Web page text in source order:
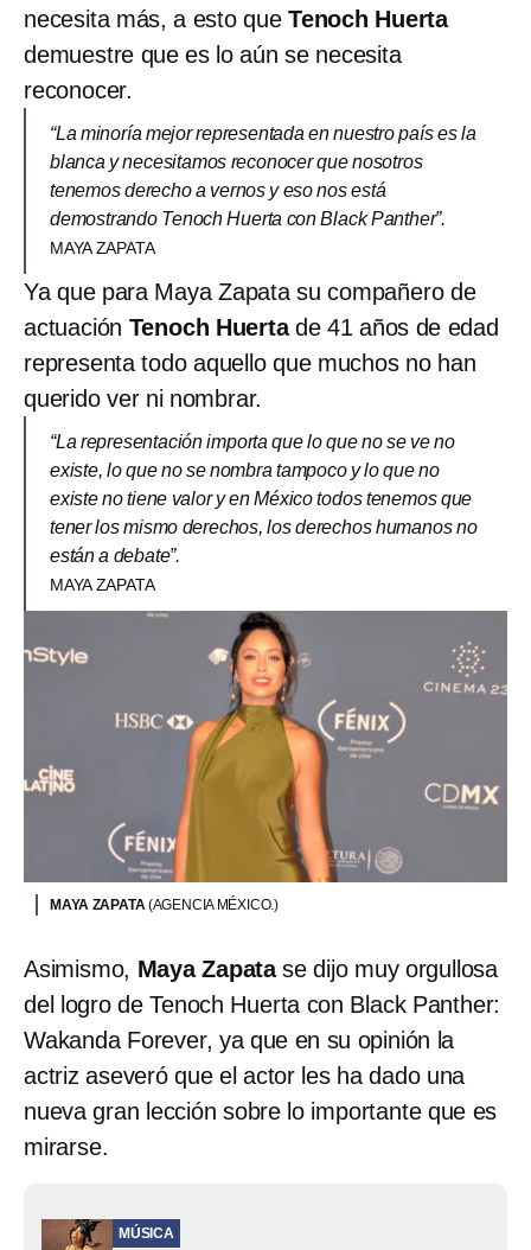
necesita más, a esto queTenoch Huerta
demuestre que es lo aún se necesita
reconocer.
“La minoría mejor representada en nuestro país es la
blanca y necesitamos reconocer que nosotros
tenemos derecho a vernos y eso nos está
demostrando Tenoch Huerta con Black Panther”.
MAYA ZAPATA
Ya que para Maya Zapata su compañero de
actuación Tenoch Huertade 41 años de edad
representa todo aquello que muchos no han
querido ver ni nombrar.
“La representación importa que lo que no se ve no
existe, lo que no se nombra tampoco y lo que no
existe no tiene valor y en México todos tenemos que
tener los mismo derechos, los derechos humanos no
están a debate”.
MAYA ZAPATA
MAYA ZAPATA(AGENCIA MÉXICO.)
Asimismo, Maya Zapatase dijo muy orgullosa
del logro de Tenoch Huerta con Black Panther:
Wakanda Forever, ya que en su opinión la
actriz aseveró que el actor les ha dado una
nueva gran lección sobre lo importante que es
mirarse.
MÚSICA